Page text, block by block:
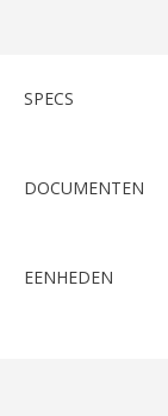
SPECS
DOCUMENTEN
EENHEDEN